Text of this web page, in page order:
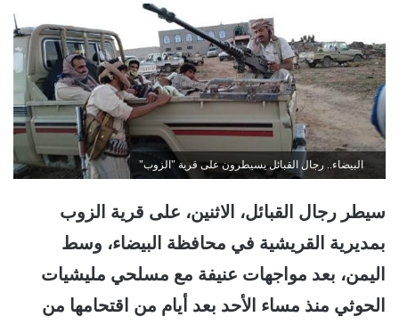
البيضاء.. رجال القبائل يسيطرون على قرية "الزوب"
سيطر رجال القبائل، الاثنين، على قرية الزوب
بمديرية القريشية في محافظة البيضاء، وسط
اليمن، بعد مواجهات عنيفة مع مسلحي مليشيات
الحوثي منذ مساء الأحد بعد أيام من اقتحامها من